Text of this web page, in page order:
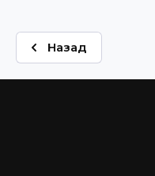
Назад